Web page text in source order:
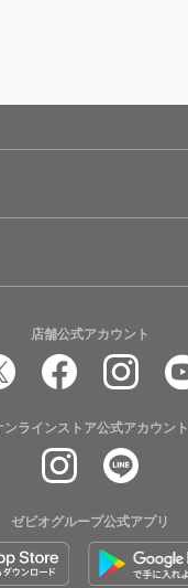
店舗公式アカウント
ンラインストア公式アカウント
ゼビオグループ公式アプリ